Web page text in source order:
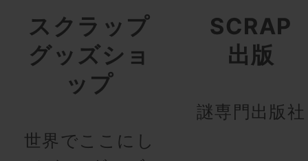
スクラップ
グッズショ
ップ
世界でここにし
SCRAP
出版
謎専門出版社